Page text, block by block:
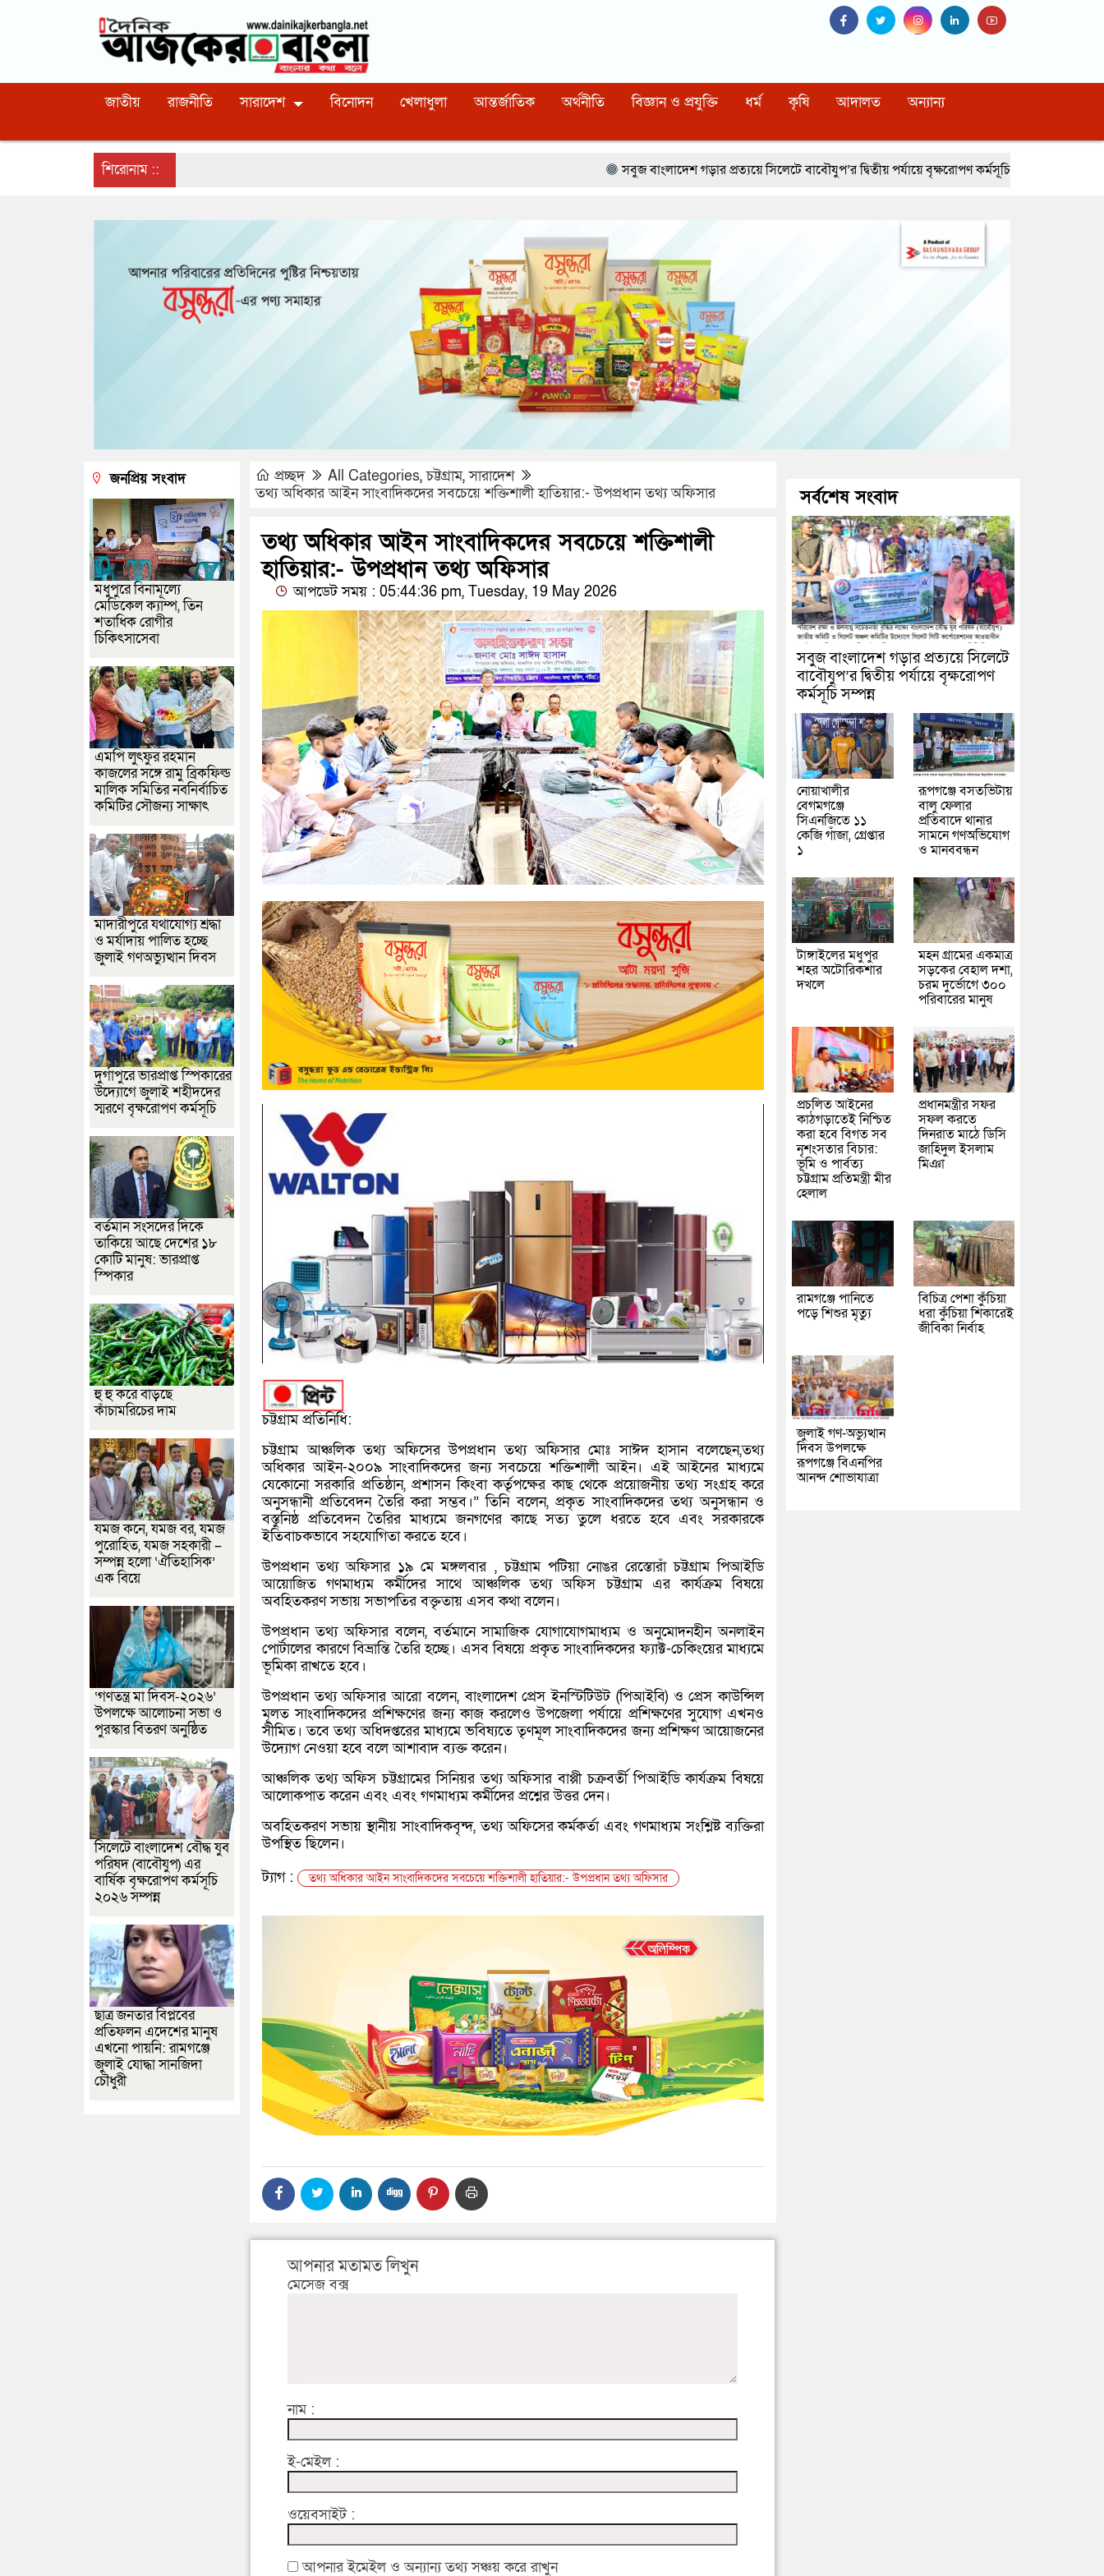
জাতীয় রাজনীতি সারাদেশ বিনোদন খেলাধুলা আন্তর্জাতিক অর্থনীতি বিজ্ঞান ও প্রযুক্তি ধর্ম কৃষি আদালত অন্যান্য
শিরোনাম :: সবুজ বাংলাদেশ গড়ার প্রত্যয়ে সিলেটে বাবৌযুপ’র দ্বিতীয় পর্যায়ে বৃক্ষরোপণ কর্মসূচি সম্পন্ন নোয়াখালীর বেগমগঞ্জে
প্রচ্ছদ All Categories,চট্টগ্রাম,সারাদেশ
তথ্য অধিকার আইন সাংবাদিকদের সবচেয়ে শক্তিশালী হাতিয়ার:- উপপ্রধান তথ্য অফিসার
তথ্য অধিকার আইন সাংবাদিকদের সবচেয়ে শক্তিশালী
হাতিয়ার:- উপপ্রধান তথ্য অফিসার
আপডেট সময় : 05:44:36 pm, Tuesday, 19 May 2026
চট্টগ্রাম প্রতিনিধি:
চট্টগ্রাম আঞ্চলিক তথ্য অফিসের উপপ্রধান তথ্য অফিসার মোঃ সাঈদ হাসান বলেছেন,তথ্য
অধিকার আইন-২০০৯ সাংবাদিকদের জন্য সবচেয়ে শক্তিশালী আইন। এই আইনের মাধ্যমে
যেকোনো সরকারি প্রতিষ্ঠান, প্রশাসন কিংবা কর্তৃপক্ষের কাছ থেকে প্রয়োজনীয় তথ্য সংগ্রহ করে
অনুসন্ধানী প্রতিবেদন তৈরি করা সম্ভব।” তিনি বলেন, প্রকৃত সাংবাদিকদের তথ্য অনুসন্ধান ও
বস্তুনিষ্ঠ প্রতিবেদন তৈরির মাধ্যমে জনগণের কাছে সত্য তুলে ধরতে হবে এবং সরকারকে
ইতিবাচকভাবে সহযোগিতা করতে হবে।
উপপ্রধান তথ্য অফিসার ১৯ মে মঙ্গলবার , চট্টগ্রাম পটিয়া নোঙর রেস্তোরাঁ চট্টগ্রাম পিআইডি
আয়োজিত গণমাধ্যম কর্মীদের সাথে আঞ্চলিক তথ্য অফিস চট্টগ্রাম এর কার্যক্রম বিষয়ে
অবহিতকরণ সভায় সভাপতির বক্তৃতায় এসব কথা বলেন।
উপপ্রধান তথ্য অফিসার বলেন, বর্তমানে সামাজিক যোগাযোগমাধ্যম ও অনুমোদনহীন অনলাইন
পোর্টালের কারণে বিভ্রান্তি তৈরি হচ্ছে। এসব বিষয়ে প্রকৃত সাংবাদিকদের ফ্যাক্ট-চেকিংয়ের মাধ্যমে
ভূমিকা রাখতে হবে।
উপপ্রধান তথ্য অফিসার আরো বলেন, বাংলাদেশ প্রেস ইনস্টিটিউট (পিআইবি) ও প্রেস কাউন্সিল
মূলত সাংবাদিকদের প্রশিক্ষণের জন্য কাজ করলেও উপজেলা পর্যায়ে প্রশিক্ষণের সুযোগ এখনও
সীমিত। তবে তথ্য অধিদপ্তরের মাধ্যমে ভবিষ্যতে তৃণমূল সাংবাদিকদের জন্য প্রশিক্ষণ আয়োজনের
উদ্যোগ নেওয়া হবে বলে আশাবাদ ব্যক্ত করেন।
আঞ্চলিক তথ্য অফিস চট্টগ্রামের সিনিয়র তথ্য অফিসার বাপ্পী চক্রবর্তী পিআইডি কার্যক্রম বিষয়ে
আলোকপাত করেন এবং এবং গণমাধ্যম কর্মীদের প্রশ্নের উত্তর দেন।
অবহিতকরণ সভায় স্থানীয় সাংবাদিকবৃন্দ, তথ্য অফিসের কর্মকর্তা এবং গণমাধ্যম সংশ্লিষ্ট ব্যক্তিরা
উপস্থিত ছিলেন।
ট্যাগ :
তথ্য অধিকার আইন সাংবাদিকদের সবচেয়ে শক্তিশালী হাতিয়ার:- উপপ্রধান তথ্য অফিসার
আপনার মতামত লিখুন
মেসেজ বক্স
নাম :
ই-মেইল :
ওয়েবসাইট :
আপনার ইমেইল ও অন্যান্য তথ্য সঞ্চয় করে রাখুন
জনপ্রিয় সংবাদ
মধুপুরে বিনামূল্যে
মেডিকেল ক্যাম্প, তিন
শতাধিক রোগীর
চিকিৎসাসেবা
এমপি লুৎফুর রহমান
কাজলের সঙ্গে রামু ব্রিকফিল্ড
মালিক সমিতির নবনির্বাচিত
কমিটির সৌজন্য সাক্ষাৎ
মাদারীপুরে যথাযোগ্য শ্রদ্ধা
ও মর্যাদায় পালিত হচ্ছে
জুলাই গণঅভ্যুত্থান দিবস
দুর্গাপুরে ভারপ্রাপ্ত স্পিকারের
উদ্যোগে জুলাই শহীদদের
স্মরণে বৃক্ষরোপণ কর্মসূচি
বর্তমান সংসদের দিকে
তাকিয়ে আছে দেশের ১৮
কোটি মানুষ: ভারপ্রাপ্ত
স্পিকার
হু হু করে বাড়ছে
কাঁচামরিচের দাম
যমজ কনে, যমজ বর, যমজ
পুরোহিত, যমজ সহকারী –
সম্পন্ন হলো ‘ঐতিহাসিক’
এক বিয়ে
‘গণতন্ত্র মা দিবস-২০২৬’
উপলক্ষে আলোচনা সভা ও
পুরস্কার বিতরণ অনুষ্ঠিত
সিলেটে বাংলাদেশ বৌদ্ধ যুব
পরিষদ (বাবৌযুপ) এর
বার্ষিক বৃক্ষরোপণ কর্মসূচি
২০২৬ সম্পন্ন
ছাত্র জনতার বিপ্লবের
প্রতিফলন এদেশের মানুষ
এখনো পায়নি: রামগঞ্জে
জুলাই যোদ্ধা সানজিদা
চৌধুরী
সর্বশেষ সংবাদ
সবুজ বাংলাদেশ গড়ার প্রত্যয়ে সিলেটে
বাবৌযুপ’র দ্বিতীয় পর্যায়ে বৃক্ষরোপণ
কর্মসূচি সম্পন্ন
নোয়াখালীর
বেগমগঞ্জে
সিএনজিতে ১১
কেজি গাঁজা, গ্রেপ্তার
১
রূপগঞ্জে বসতভিটায়
বালু ফেলার
প্রতিবাদে থানার
সামনে গণঅভিযোগ
ও মানববন্ধন
টাঙ্গাইলের মধুপুর
শহর অটোরিকশার
দখলে
মহন গ্রামের একমাত্র
সড়কের বেহাল দশা,
চরম দুর্ভোগে ৩০০
পরিবারের মানুষ
প্রচলিত আইনের
কাঠগড়াতেই নিশ্চিত
করা হবে বিগত সব
নৃশংসতার বিচার:
ভূমি ও পার্বত্য
চট্টগ্রাম প্রতিমন্ত্রী মীর
হেলাল
প্রধানমন্ত্রীর সফর
সফল করতে
দিনরাত মাঠে ডিসি
জাহিদুল ইসলাম
মিঞা
রামগঞ্জে পানিতে
পড়ে শিশুর মৃত্যু
বিচিত্র পেশা কুঁচিয়া
ধরা কুঁচিয়া শিকারেই
জীবিকা নির্বাহ
জুলাই গণ-অভ্যুত্থান
দিবস উপলক্ষে
রূপগঞ্জে বিএনপির
আনন্দ শোভাযাত্রা